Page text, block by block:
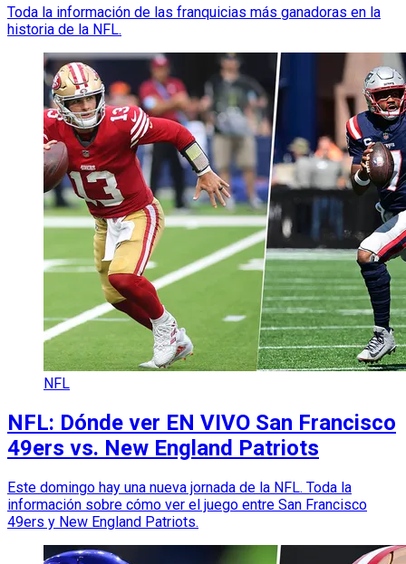
Toda la información de las franquicias más ganadoras en la
historia de la NFL.
NFL
NFL: Dónde ver EN VIVO San Francisco
49ers vs. New England Patriots
Este domingo hay una nueva jornada de la NFL. Toda la
información sobre cómo ver el juego entre San Francisco
49ers y New England Patriots.